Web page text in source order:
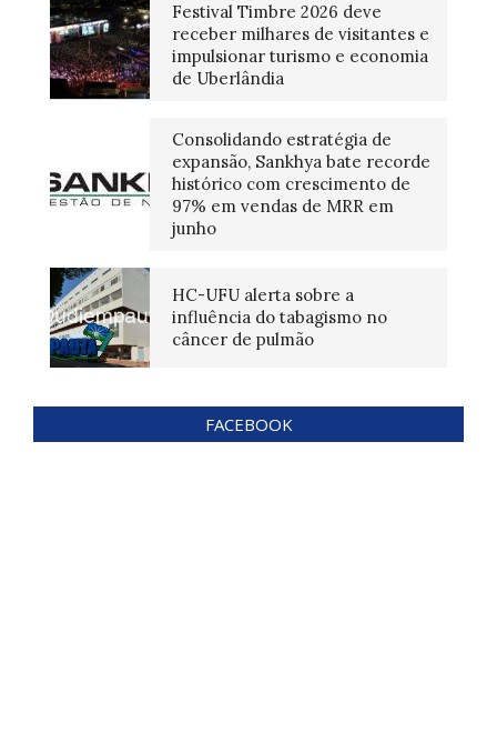
Festival Timbre 2026 deve
receber milhares de visitantes e
impulsionar turismo e economia
de Uberlândia
Consolidando estratégia de
expansão, Sankhya bate recorde
histórico com crescimento de
97% em vendas de MRR em
junho
HC-UFU alerta sobre a
influência do tabagismo no
câncer de pulmão
FACEBOOK